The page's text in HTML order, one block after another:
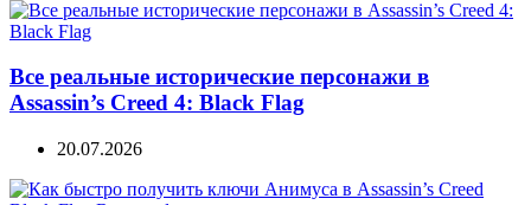
Все реальные исторические персонажи в
Assassin’s Creed 4: Black Flag
20.07.2026